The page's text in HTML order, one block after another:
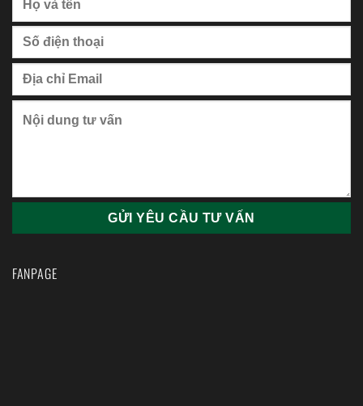
FANPAGE